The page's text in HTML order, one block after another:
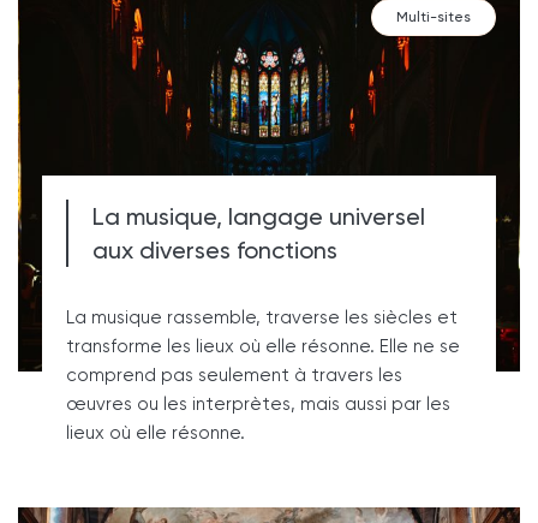
La musique, langage universel
aux diverses fonctions
La musique rassemble, traverse les siècles et
transforme les lieux où elle résonne. Elle ne se
comprend pas seulement à travers les
œuvres ou les interprètes, mais aussi par les
lieux où elle résonne.
Multi-sites